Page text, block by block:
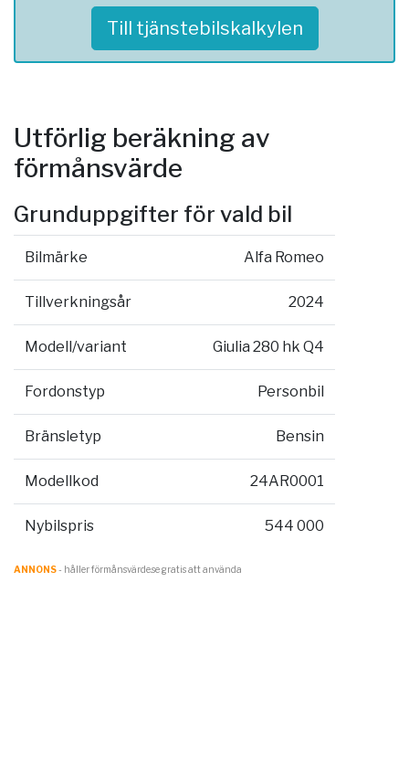
Till tjänstebilskalkylen
Utförlig beräkning av
förmånsvärde
Grunduppgifter för vald bil
Bilmärke Alfa Romeo
Tillverkningsår 2024
Modell/variant Giulia 280 hk Q4
Fordonstyp Personbil
Bränsletyp Bensin
Modellkod 24AR0001
Nybilspris 544 000
ANNONS- håller förmånsvärde.se gratis att använda